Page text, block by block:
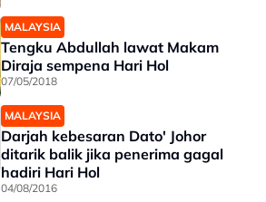
MALAYSIA
Tengku Abdullah lawat Makam
Diraja sempena Hari Hol
07/05/2018
MALAYSIA
Darjah kebesaran Dato' Johor
ditarik balik jika penerima gagal
hadiri Hari Hol
04/08/2016